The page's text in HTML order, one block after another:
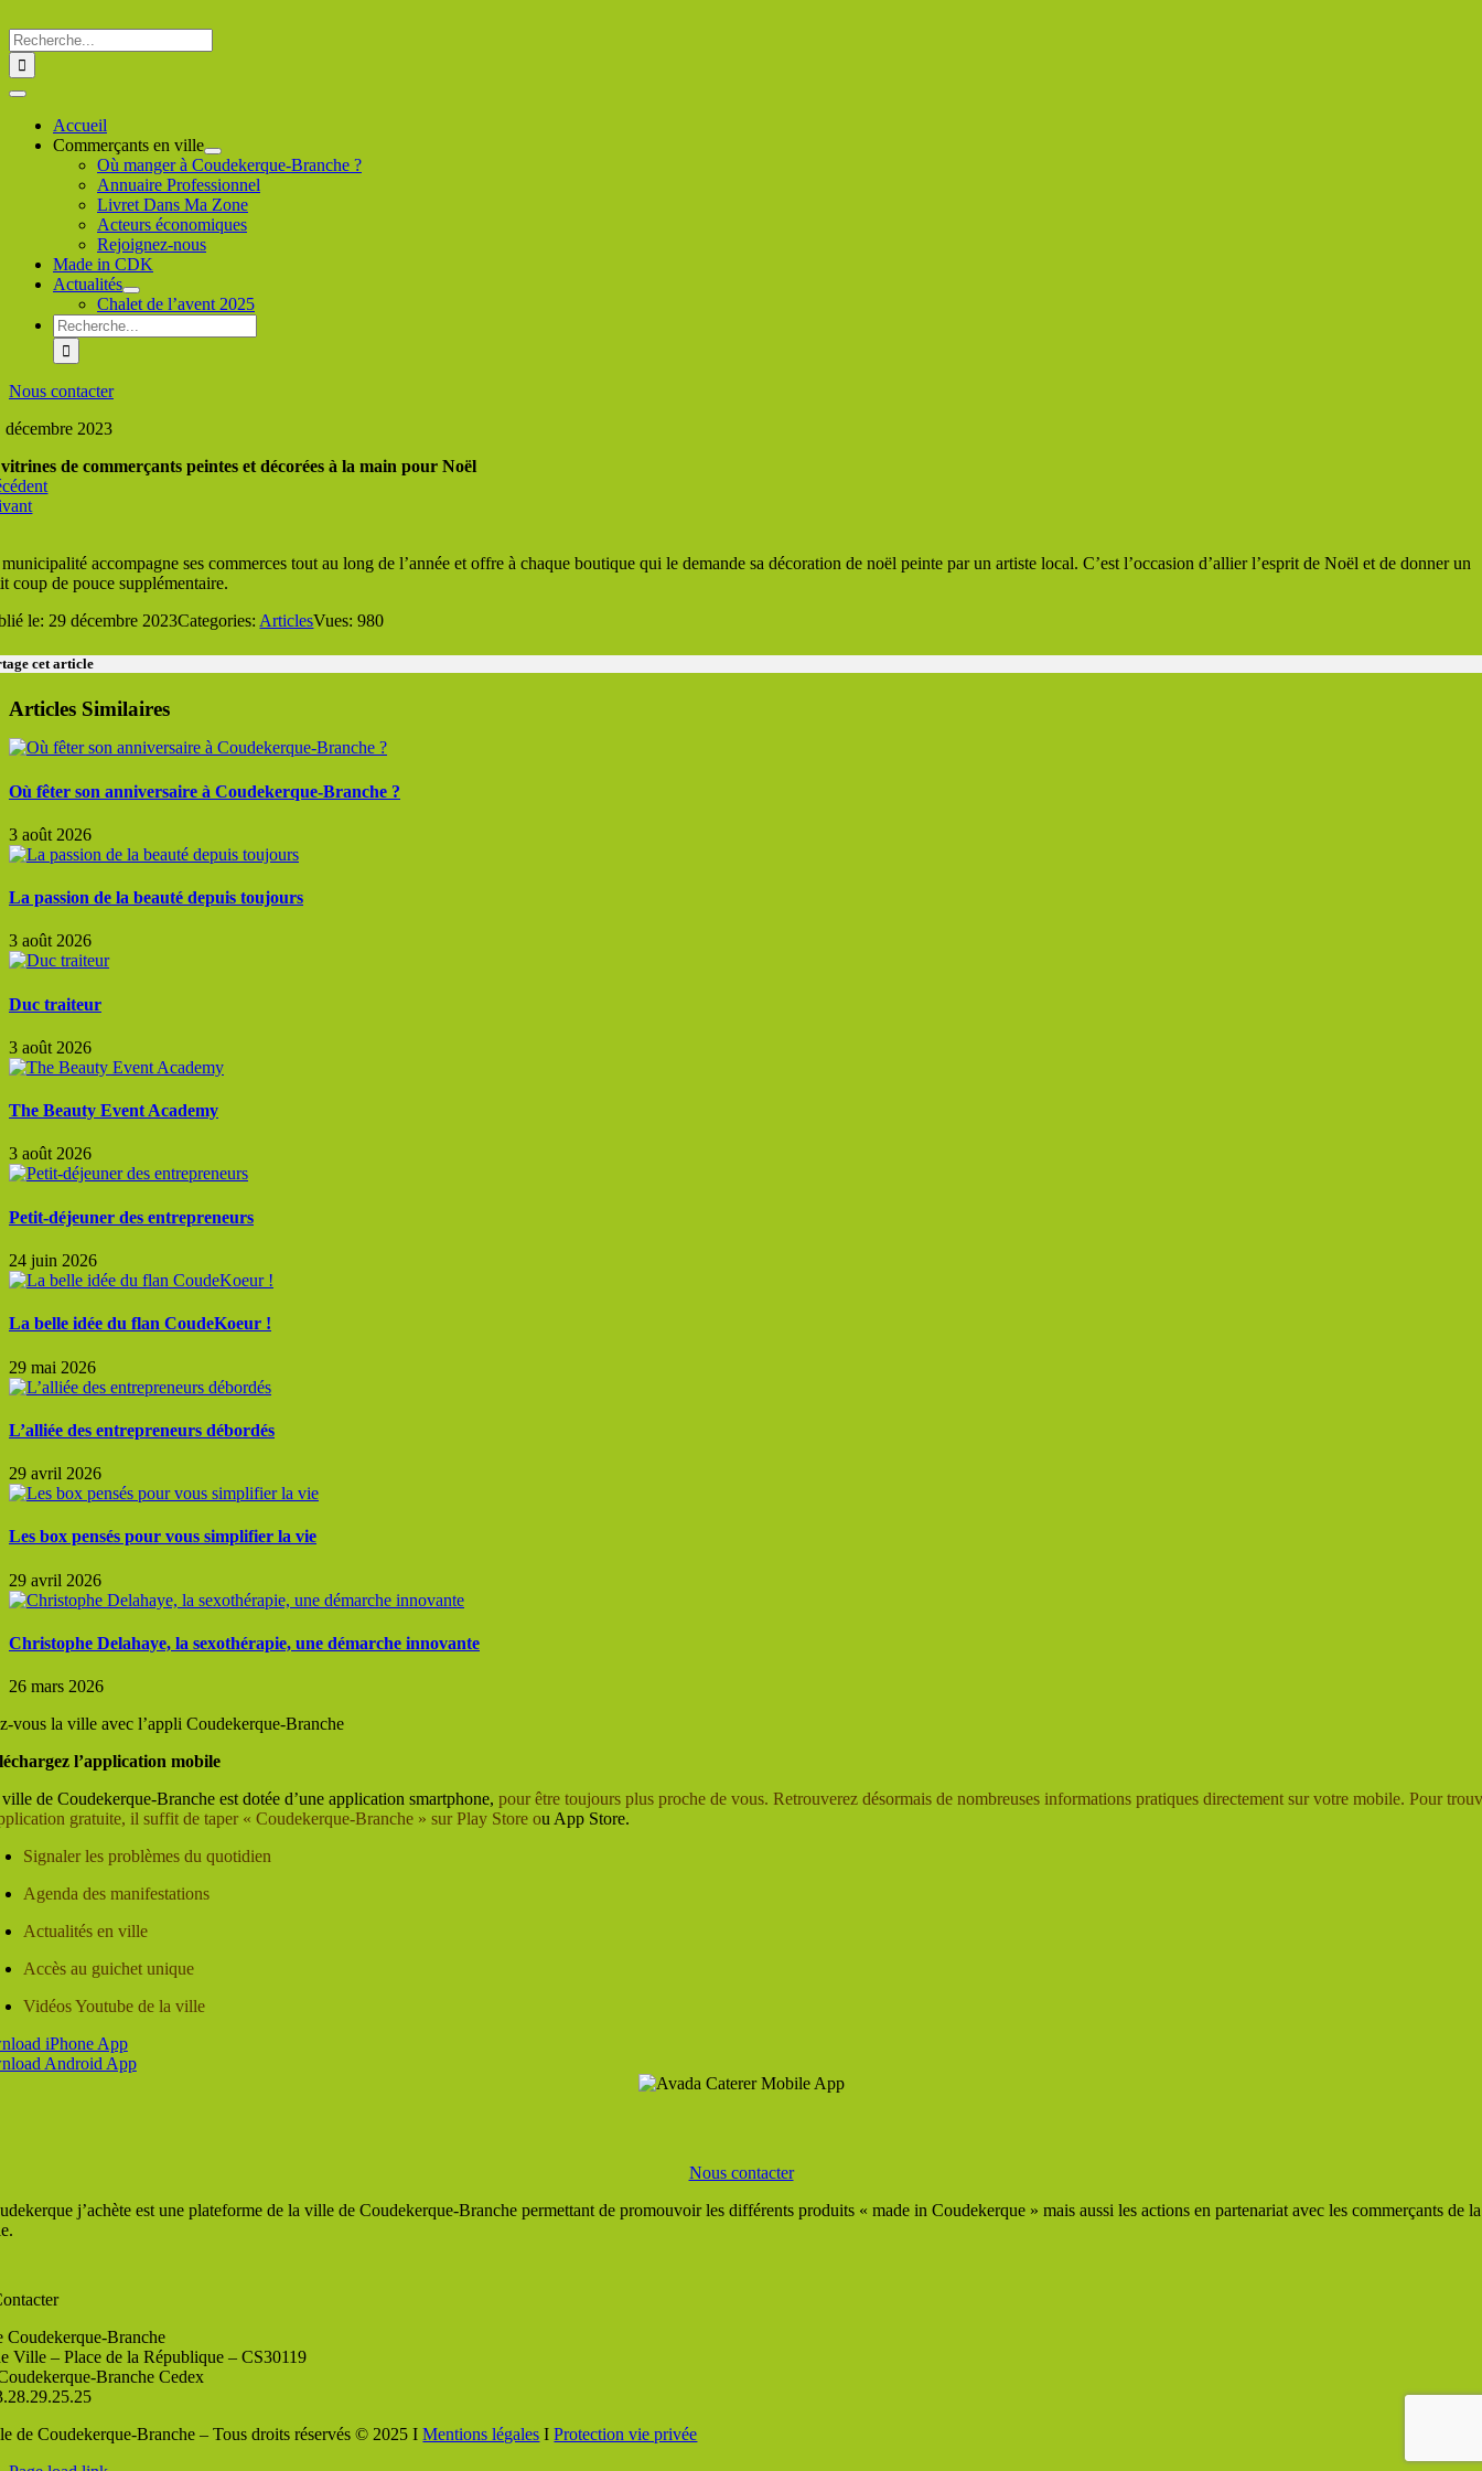
au
contenu
Rechercher
:
Toggle
NavigationAccueil
Commerçants en ville
Où manger à Coudekerque-Branche ?
Annuaire Professionnel
Livret Dans Ma Zone
Acteurs économiques
Rejoignez-nous
Made in CDK
Actualités
Chalet de l’avent 2025
Rechercher
:
Nous contacter
décembre 2023
de commerçants peintes et décorées à la main pour Noël
accompagne ses commerces tout au long de l’année et offre à chaque boutique qui le demande sa décoration de noël peinte par un artiste local. C’est l’occasion d’allier l’esprit de Noël et de donner un
coup de pouce supplémentaire.
le: 29 décembre 2023Categories: ArticlesVues: 980
cet article
Articles Similaires
Où fêter son anniversaire à Coudekerque-Branche ?
3 août 2026
La passion de la beauté depuis toujours
3 août 2026
Duc traiteur
3 août 2026
The Beauty Event Academy
3 août 2026
Petit-déjeuner des entrepreneurs
24 juin 2026
La belle idée du flan CoudeKoeur !
29 mai 2026
L’alliée des entrepreneurs débordés
29 avril 2026
Les box pensés pour vous simplifier la vie
29 avril 2026
Christophe Delahaye, la sexothérapie, une démarche innovante
26 mars 2026
vous la ville avec l’appli Coudekerque-Branche
l’application mobile
de Coudekerque-Branche est dotée d’une application smartphone, pour être toujours plus proche de vous. Retrouverez désormais de nombreuses informations pratiques directement sur votre mobile. Pour
gratuite, il suffit de taper « Coudekerque-Branche » surPlay Store ou App Store.
Signaler les problèmes du quotidien
Agenda des manifestations
Actualités en ville
Accès au guichet unique
Vidéos Youtube de la ville
Nous contacter
j’achète est une plateforme de la ville de Coudekerque-Branche permettant de promouvoir les différents produits « made in Coudekerque » mais aussi les actions en partenariat avec les commerçants de la
Coudekerque-Branche
Ville – Place de la République – CS30119
Branche Cedex
de Coudekerque-Branche – Tous droits réservés © 2025 IMentions légales IProtection vie privée